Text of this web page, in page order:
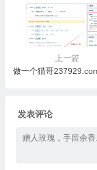
上一篇
发表评论